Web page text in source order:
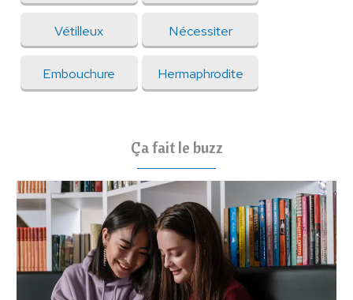
Vétilleux Nécessiter
Embouchure Hermaphrodite
Ça fait le buzz